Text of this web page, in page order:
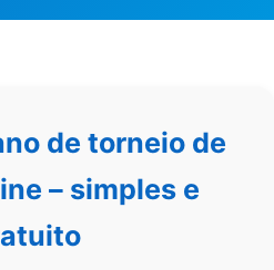
de torneio de
– simples e